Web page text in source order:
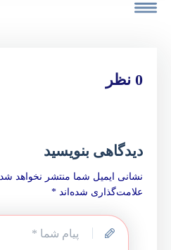
0 نظر
دیدگاهی بنویسید
نشانی ایمیل شما منتشر نخواهد شد.
علامت‌گذاری شده‌اند *